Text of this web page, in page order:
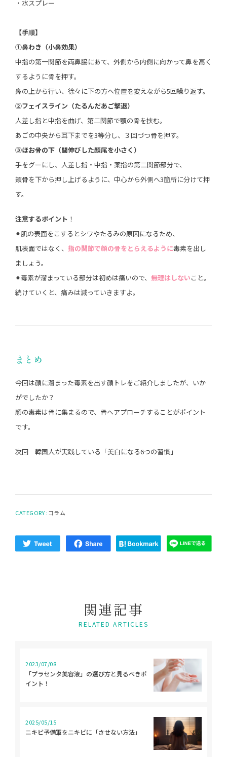
・水スプレー
【手順】
①鼻わき（小鼻効果）
中指の第一関節を両鼻脇にあて、外側から内側に向かって鼻を高く
するように骨を押す。
鼻の上から行い、徐々に下の方へ位置を変えながら5回繰り返す。
②フェイスライン（たるんだあご撃退）
人差し指と中指を曲げ、第二関節で顎の骨を挟む。
あごの中央から耳下までを3等分し、３回づつ骨を押す。
③ほお骨の下（間伸びした顔尾を小さく）
手をグーにし、人差し指・中指・薬指の第二関節部分で、
頬骨を下から押し上げるように、中心から外側へ3箇所に分けて押
す。
注意するポイント ！
⚫︎肌の表面をこするとシワやたるみの原因になるため、
肌表面ではなく、 指の関節で顔の骨をとらえるように毒素を出し
ましょう。
⚫︎毒素が溜まっている部分は初めは痛いので、 無理はしないこと。
続けていくと、痛みは減っていきますよ。
まとめ
今回は顔に溜まった毒素を出す顔トレをご紹介しましたが、いか
がでしたか？
顔の毒素は骨に集まるので、骨へアプローチすることがポイント
です。
次回 韓国人が実践している「美白になる6つの習慣」
CATEGORY :コラム
関連記事
RELATED ARTICLES
2023/07/08
「プラセンタ美容液」の選び方と見るべきポ
イント！
2025/05/15
ニキビ予備軍をニキビに「させない方法」